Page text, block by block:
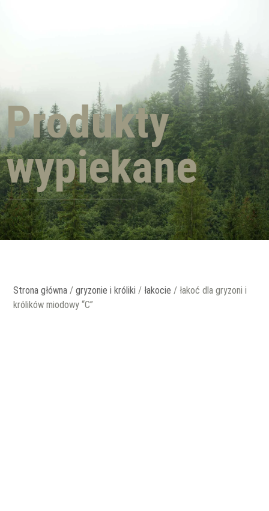
Produkty
wypiekane
Strona główna /gryzonie i króliki / łakocie / łakoć dla gryzoni i
królików miodowy “C”